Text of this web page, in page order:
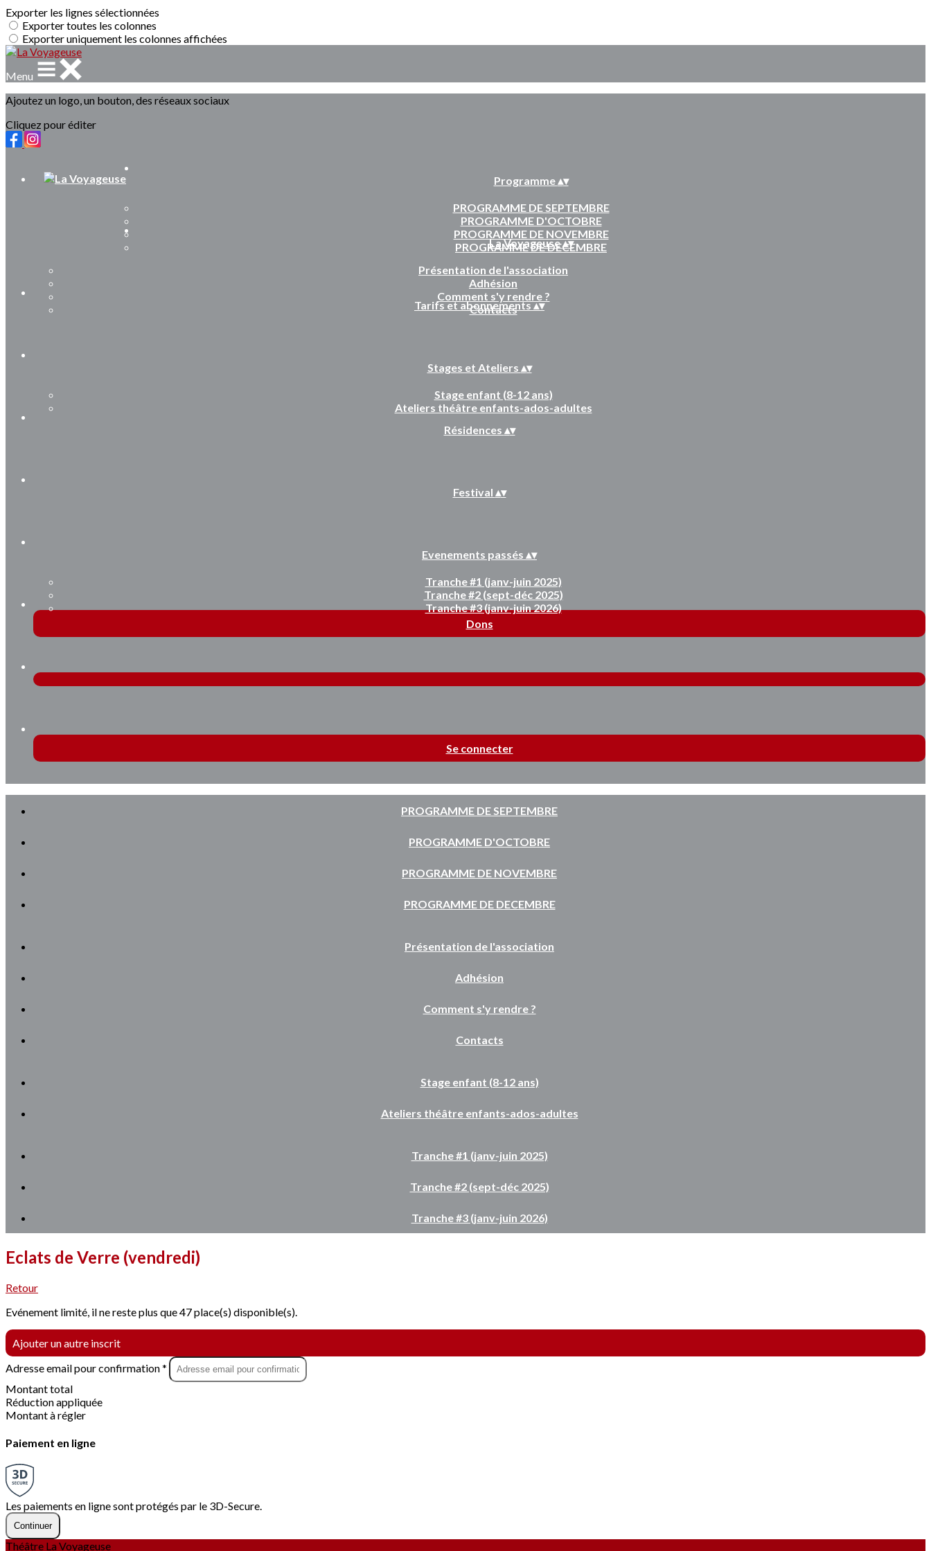
Exporter les lignes sélectionnées
Exporter toutes les colonnes
Exporter uniquement les colonnes affichées
Menu
Ajoutez un logo, un bouton, des réseaux sociaux
Cliquez pour éditer
Programme▴▾
PROGRAMME DE SEPTEMBRE
PROGRAMME D'OCTOBRE
PROGRAMME DE NOVEMBRE
PROGRAMME DE DECEMBRE
La Voyageuse▴▾
Présentation de l'association
Adhésion
Comment s'y rendre ?
Contacts
Tarifs et abonnements▴▾
Stages et Ateliers ▴▾
Stage enfant (8-12 ans)
Ateliers théâtre enfants-ados-adultes
Résidences ▴▾
Festival ▴▾
Evenements passés ▴▾
Tranche #1 (janv-juin 2025)
Tranche #2 (sept-déc 2025)
Tranche #3 (janv-juin 2026)
Dons
Se connecter
PROGRAMME DE SEPTEMBRE
PROGRAMME D'OCTOBRE
PROGRAMME DE NOVEMBRE
PROGRAMME DE DECEMBRE
Présentation de l'association
Adhésion
Comment s'y rendre ?
Contacts
Stage enfant (8-12 ans)
Ateliers théâtre enfants-ados-adultes
Tranche #1 (janv-juin 2025)
Tranche #2 (sept-déc 2025)
Tranche #3 (janv-juin 2026)
Eclats de Verre (vendredi)
Retour
Evénement limité, il ne reste plus que 47 place(s) disponible(s).
Ajouter un autre inscrit
Adresse email pour confirmation *
Montant total
Réduction appliquée
Montant à régler
Paiement en ligne
Les paiements en ligne sont protégés par le 3D-Secure.
Continuer
Théâtre La Voyageuse